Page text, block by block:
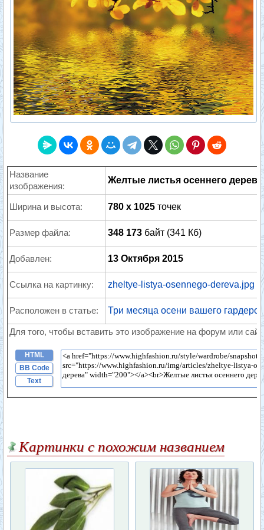
Название
изображения:
Желтые листья осеннего дерева
Ширина и высота: 780 x 1025 точек
Размер файла: 348 173 байт (341 Кб)
Добавлен: 13 Октября 2015
Ссылка на картинку: zheltye-listya-osennego-dereva.jpg
Расположен в статье: Три месяца осени вашего
Для того, чтобы вставить это изображение на форум или
HTML
BB Code
Text
Картинки с похожим названием